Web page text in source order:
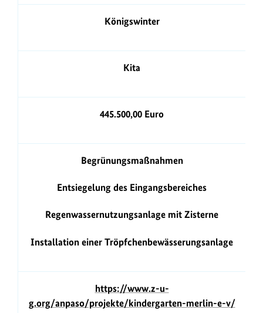
Königswinter
Kita
445.500,00 Euro
Begrünungsmaßnahmen
Entsiegelung des Eingangsbereiches
Regenwassernutzungsanlage mit Zisterne
Installation einer Tröpfchenbewässerungsanlage
https://www.z-u-
g.org/anpaso/projekte/kindergarten-merlin-e-v/